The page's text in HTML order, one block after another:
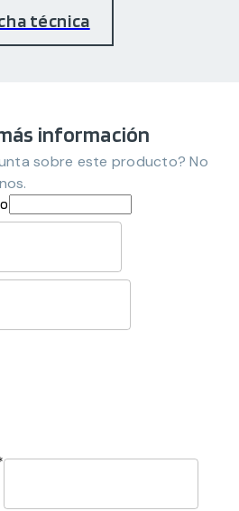
técnica
información
sobre este producto? No